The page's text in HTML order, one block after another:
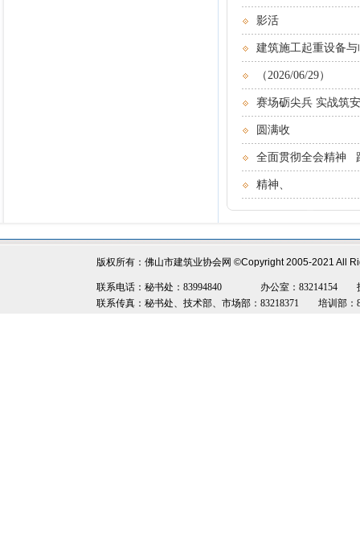
影活
建筑施工起重设备
（2026/06/29）
赛场砺尖兵 实战筑
圆满收
全面贯彻全会精神
精神、
版权所有：佛山市建筑业协会网 ©Copyright 2005-2021 All
联系电话：秘书处：83994840 办公室：83214154 技
联系传真：秘书处、技术部、市场部：83218371 培训部